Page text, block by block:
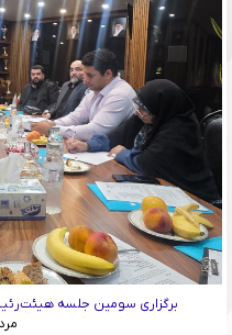
برگزاری سومین جلسه
مرداد